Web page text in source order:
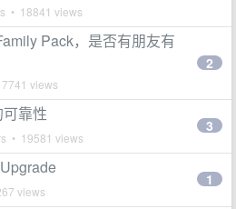
• 18841 views
Pack，是否有朋友有
views
2
靠性
• 19581 views
3
views
1